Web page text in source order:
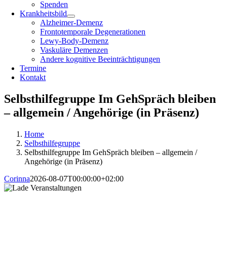
Spenden
Krankheitsbild
Alzheimer-Demenz
Frontotemporale Degenerationen
Lewy-Body-Demenz
Vaskuläre Demenzen
Andere kognitive Beeinträchtigungen
Termine
Kontakt
Selbsthilfegruppe Im GehSpräch bleiben
– allgemein / Angehörige (in Präsenz)
Home
Selbsthilfegruppe
Selbsthilfegruppe Im GehSpräch bleiben – allgemein /
Angehörige (in Präsenz)
Corinna2026-08-07T00:00:00+02:00